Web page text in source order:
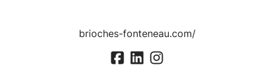
brioches-fonteneau.com/